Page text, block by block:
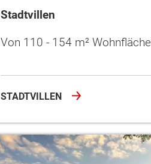
Stadtvillen
Von 110 - 154 m² Wohnfläche
STADTVILLEN